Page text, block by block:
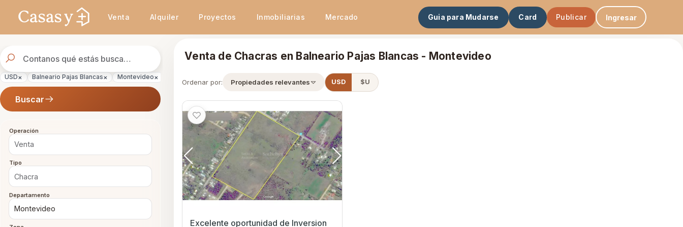
Venta Alquiler Proyectos Inmobiliarias Mercado Guia para Mudarse Card Publicar Ingresar
de
propiedades
USD× Balneario Pajas Blancas× Montevideo×
Buscar
Operación
Tipo
Departamento
Venta de Chacras en Balneario Pajas Blancas - Montevideo
Ordenar por: Propiedades relevantes USD $U
Excelente oportunidad de Inversion